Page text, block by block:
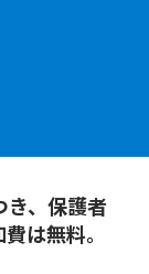
、保護者
は無料。